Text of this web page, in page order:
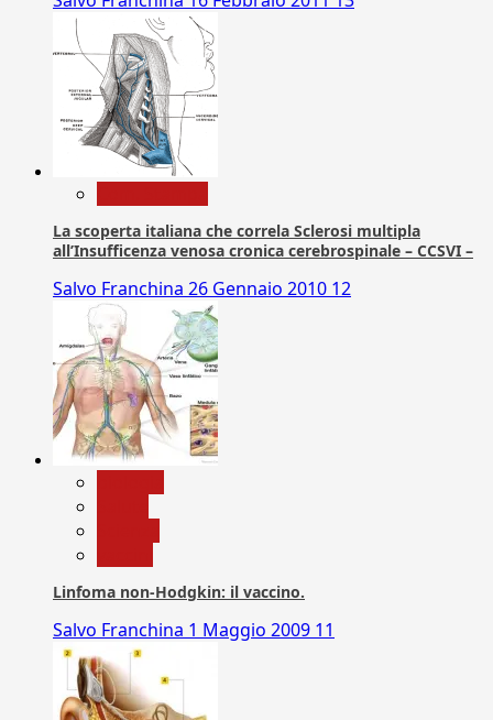
La scoperta italiana che correla Sclerosi multipla
all’Insufficenza venosa cronica cerebrospinale – CCSVI –
Salvo Franchina 26 Gennaio 2010 12
Linfoma non-Hodgkin: il vaccino.
Salvo Franchina 1 Maggio 2009 11